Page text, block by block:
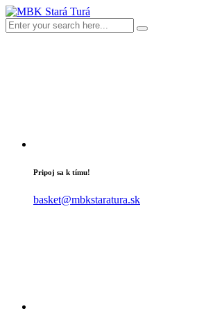
Pripoj sa k tímu!
basket@mbkstaratura.sk